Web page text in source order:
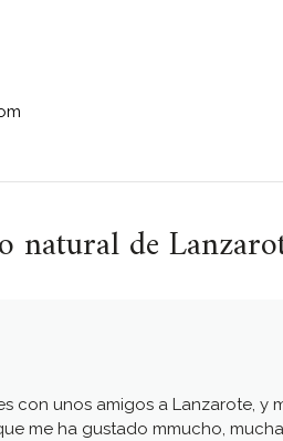
natural de
con unos amigos a Lanzarote, y
me ha gustado mmucho,